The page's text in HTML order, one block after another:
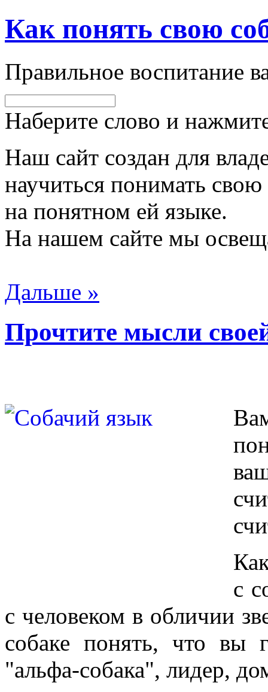
Как понять свою
Правильное воспитание
Наберите слово и
Наш сайт создан для
научиться понимать свою
на понятном ей языке.
На нашем сайте мы
Дальше »
Прочтите мысли
с
с человеком в обличии
собаке понять, что
"альфа-собака", лидер,